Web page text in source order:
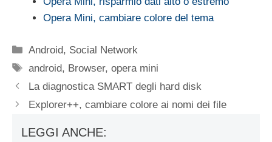
Opera Mini, cambiare colore del tema
Categorie
Android, Social Network
Tag
android, Browser,opera mini
La diagnostica SMART degli hard disk
Explorer++, cambiare colore ai nomi dei file
LEGGI ANCHE: